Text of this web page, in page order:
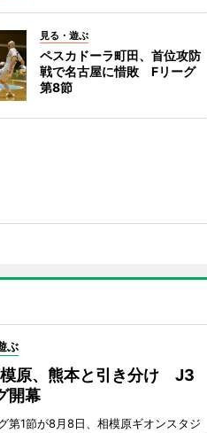
見る・遊ぶ
ペスカドーラ町田、首位攻防
戦で名古屋に惜敗 Fリーグ
第8節
ぶ
原、熊本と引き分け J3
開幕
第1節が8月8日、相模原ギオンスタジ